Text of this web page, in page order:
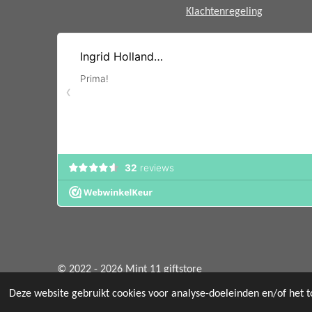
Deze website gebruikt cookies voor analyse-doeleinden en/of
Klachtenregeling
© 2022 - 2026 Mint 11 giftstore